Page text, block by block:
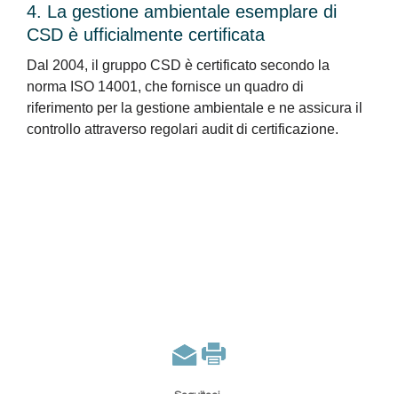
4. La gestione ambientale esemplare di
CSD è ufficialmente certificata
Dal 2004, il gruppo CSD è certificato secondo la
norma ISO 14001, che fornisce un quadro di
riferimento per la gestione ambientale e ne assicura il
controllo attraverso regolari audit di certificazione.